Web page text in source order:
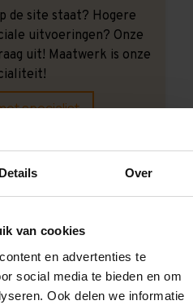
Details Over
van cookies
en advertenties te
social media te bieden en om
Ook delen we informatie
de site staat? Hogere
uitvoeringen? Onze
uit! Maatwerk is onze
specialist